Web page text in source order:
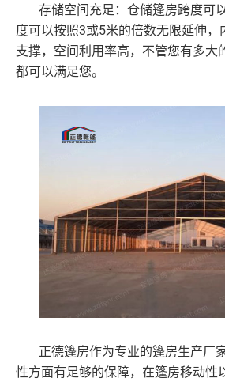
存储空间充足：仓储篷房跨度可
度可以按照3或5米的倍数无限延伸，
支撑，空间利用率高，不管您有多大
都可以满足您。
正德篷房作为专业的篷房生产厂
性方面有足够的保障，在篷房移动性